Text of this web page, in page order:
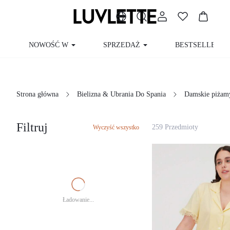
NOWOŚĆ W SPRZEDAŻ BESTSELLERY
Strona główna Bielizna & Ubrania Do Spania Damskie
Filtruj Wyczyść wszystko
Ładowanie...
259 Przedmioty